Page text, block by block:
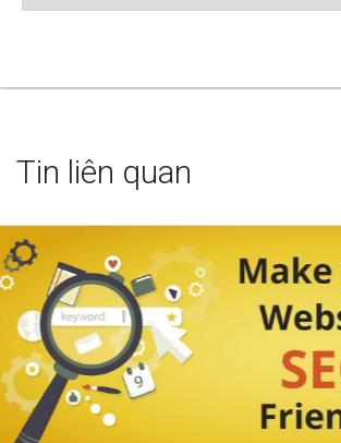
Tin liên quan